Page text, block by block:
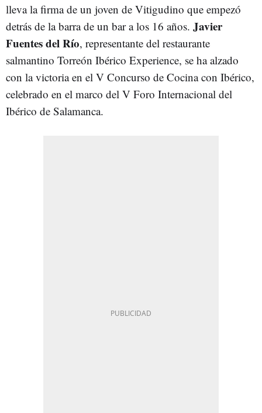
lleva la firma de un joven de Vitigudino que empezó
detrás de la barra de un bar a los 16 años. Javier
Fuentes del Río, representante del restaurante
salmantino Torreón Ibérico Experience, se ha alzado
con la victoria en el V Concurso de Cocina con Ibérico,
celebrado en el marco del V Foro Internacional del
Ibérico de Salamanca.